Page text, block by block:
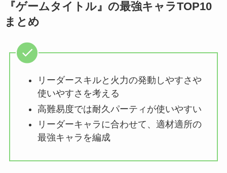
『ゲームタイトル』の最強キャラTOP10
まとめ
リーダースキルと火力の発動しやすさや
使いやすさを考える
高難易度では耐久パーティが使いやすい
リーダーキャラに合わせて、適材適所の
最強キャラを編成